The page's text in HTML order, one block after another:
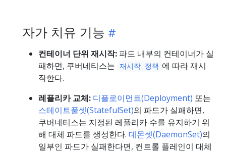
자가 치유 기능
컨테이너 단위 재시작: 파드 내부의 컨테이너가 실
패하면, 쿠버네티스는
재시작 정책 에 따라 재시
작한다.
레플리카 교체: 디플로이먼트(Deployment) 또는
스테이트풀셋(StatefulSet)의 파드가 실패하면,
쿠버네티스는 지정된 레플리카 수를 유지하기 위
해 대체 파드를 생성한다. 데몬셋(DaemonSet)의
일부인 파드가 실패한다면, 컨트롤 플레인이 대체